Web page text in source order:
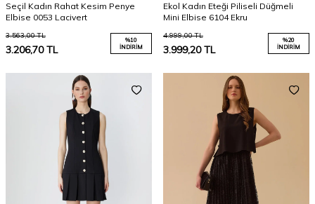
Seçil Kadın Rahat Kesim Penye
Elbise 0053 Lacivert
3.563,00TL
3.206,70TL
%10
İNDIRIM
Ekol Kadın Eteği Piliseli Düğmeli
Mini Elbise 6104 Ekru
4.999,00TL
3.999,20TL
%20
İNDIRIM